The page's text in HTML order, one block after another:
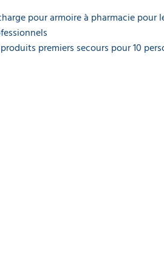
pour armoire à pharmacie pour
premiers secours pour 10